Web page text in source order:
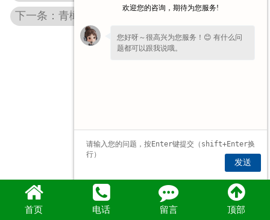
下一条：青橄榄薄荷糖片
首页 电话 留言 顶部
欢迎您的咨询，期待为您服务!
您好呀～很高兴为您服务！😊 有什么问
题都可以跟我说哦。
发送